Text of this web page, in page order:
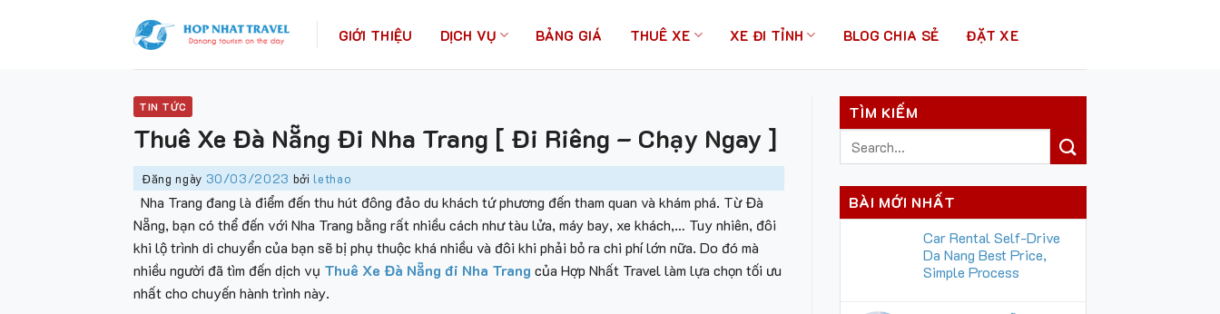
GIỚI THIỆU DỊCH VỤ BẢNG GIÁ THUÊ XE XE ĐI TỈNH BLOG CHIA SẺ ĐẶT XE
TIN TỨC
Thuê Xe Đà Nẵng Đi Nha Trang [ Đi Riêng – Chạy Ngay ]
Đăng ngày 30/03/2023 bởi lethao
Nha Trang đang là điểm đến thu hút đông đảo du khách tứ phương đến tham quan và khám phá. Từ Đà
Nẵng, bạn có thể đến với Nha Trang bằng rất nhiều cách như tàu lửa, máy bay, xe khách,… Tuy nhiên, đôi
khi lộ trình di chuyển của bạn sẽ bị phụ thuộc khá nhiều và đôi khi phải bỏ ra chi phí lớn nữa. Do đó mà
nhiều người đã tìm đến dịch vụ Thuê Xe Đà Nẵng đi Nha Trang của Hợp Nhất Travel làm lựa chọn tối ưu
nhất cho chuyến hành trình này.
TÌM KIẾM
BÀI MỚI NHẤT
Car Rental Self-Drive
Da Nang Best Price,
Simple Process